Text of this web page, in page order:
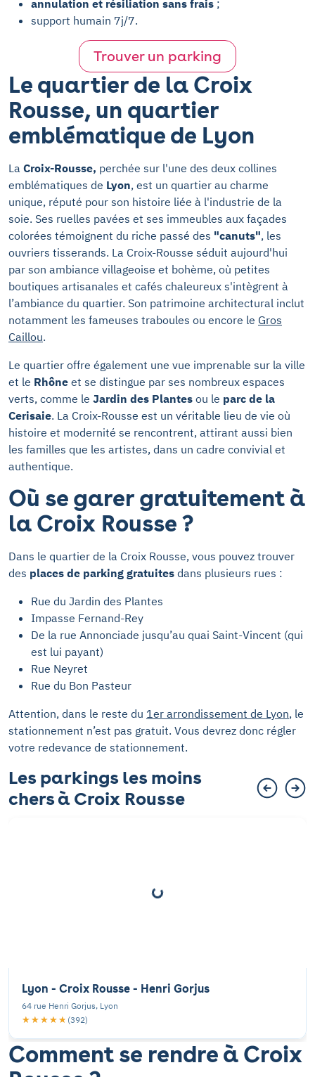
annulation et résiliation sans frais ;
support humain 7j/7.
Trouver un parking
Le quartier de la Croix
Rousse, un quartier
emblématique de Lyon
La Croix-Rousse, perchée sur l'une des deux collines
emblématiques de Lyon, est un quartier au charme
unique, réputé pour son histoire liée à l'industrie de la
soie. Ses ruelles pavées et ses immeubles aux façades
colorées témoignent du riche passé des "canuts", les
ouvriers tisserands. La Croix-Rousse séduit aujourd'hui
par son ambiance villageoise et bohème, où petites
boutiques artisanales et cafés chaleureux s'intègrent à
l’ambiance du quartier. Son patrimoine architectural inclut
notamment les fameuses traboules ou encore le Gros
Caillou.
Le quartier offre également une vue imprenable sur la ville
et le Rhône et se distingue par ses nombreux espaces
verts, comme le Jardin des Plantes ou le parc de la
Cerisaie. La Croix-Rousse est un véritable lieu de vie où
histoire et modernité se rencontrent, attirant aussi bien
les familles que les artistes, dans un cadre convivial et
authentique.
Où se garer gratuitement à
la Croix Rousse ?
Dans le quartier de la Croix Rousse, vous pouvez trouver
des places de parking gratuites dans plusieurs rues :
Rue du Jardin des Plantes
Impasse Fernand-Rey
De la rue Annonciade jusqu’au quai Saint-Vincent (qui
est lui payant)
Rue Neyret
Rue du Bon Pasteur
Attention, dans le reste du 1er arrondissement de Lyon, le
stationnement n’est pas gratuit. Vous devrez donc régler
votre redevance de stationnement.
Les parkings les moins
chers à Croix Rousse
Lyon - Croix Rousse - Henri Gorjus
64 rue Henri Gorjus, Lyon
★★★★★
★★★★★ (392)
Comment se rendre à Croix